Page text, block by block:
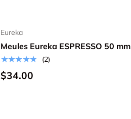
Eureka
Meules Eureka ESPRESSO 50 mm
★★★★★
(2)
$34.00